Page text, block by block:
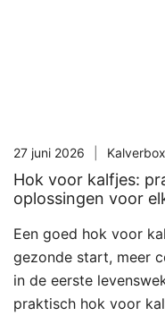
27 juni 2026
Hok voor kalfjes:
oplossingen voor
Een goed hok voor
gezonde start, meer
in de eerste
praktisch hok voor